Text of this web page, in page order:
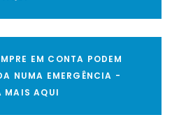
EM CONTA PODEM
NUMA EMERGÊNCIA -
MAIS AQUI